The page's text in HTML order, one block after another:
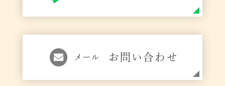
メール お問い合わせ